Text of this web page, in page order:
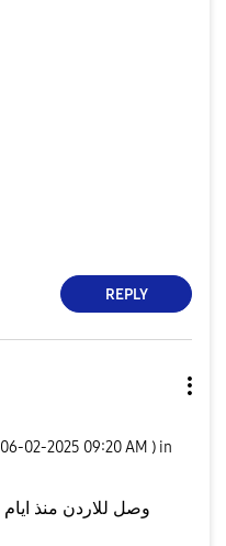
REPLY
‎06-02-2025 09:20 AM ) in